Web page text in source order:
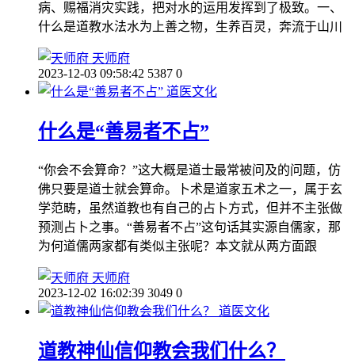
病、赐福消灾实践，把对水的运用发挥到了极致。一、
什么是道教水法水为上善之物，生养百灵，奔流于山川
天师府
2023-12-03 09:58:42 5387 0
道医文化
什么是“善易者不占”
“你会不会算命？”这大概是道士最常被问及的问题，仿
佛只要是道士就会算命。卜术是道家五术之一，属于玄
学范畴，虽然道教也有自己的占卜方式，但并不主张做
预测占卜之事。“善易者不占”这句话其实源自儒家，那
为何道儒两家都有类似主张呢？本文就从两方面跟
天师府
2023-12-02 16:02:39 3049 0
道医文化
道教神仙信仰教会我们什么？